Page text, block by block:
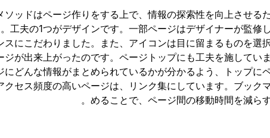
ソッドはページ作りをする上で、情報の探索性を向上させる
工夫の1つがデザインです。一部ページはデザイナーが監修
スにこだわりました。また、アイコンは目に留まるものを選
ジが出来上がったのです。ページトップにも工夫を施してい
にどんな情報がまとめられているかが分かるよう、トップに
クセス頻度の高いページは、リンク集にしています。ブック
めることで、ページ間の移動時間を減らす